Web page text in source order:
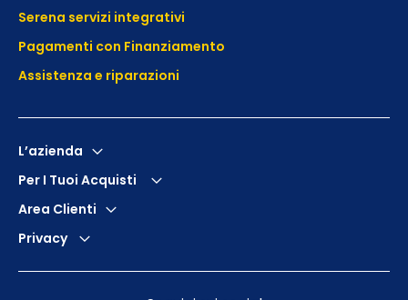
Serena servizi integrativi
Pagamenti con Finanziamento
Assistenza e riparazioni
L’azienda
Per I Tuoi Acquisti
Area Clienti
Privacy